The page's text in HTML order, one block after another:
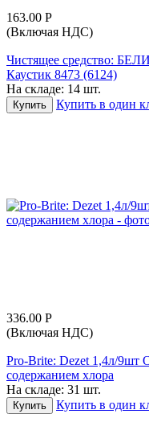
163.00 Р
(Включая НДС)
Чистящее средство:
Каустик 8473 (6124)
На складе: 14 шт.
Купить Купить в один
336.00 Р
(Включая НДС)
Pro-Brite: Dezet 1,4л/9шт
содержанием хлора
На складе: 31 шт.
Купить Купить в один